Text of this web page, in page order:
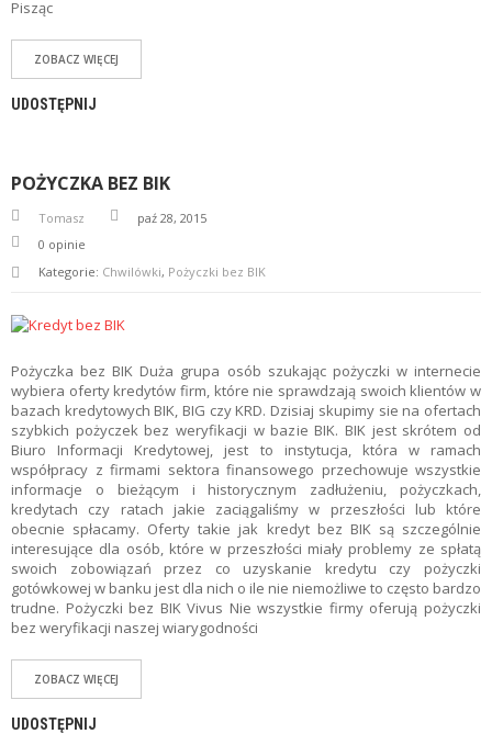
Pisząc
ZOBACZ WIĘCEJ
UDOSTĘPNIJ
POŻYCZKA BEZ BIK
Tomasz
paź 28, 2015
0 opinie
Kategorie: Chwilówki, Pożyczki bez BIK
Pożyczka bez BIK Duża grupa osób szukając pożyczki w internecie
wybiera oferty kredytów firm, które nie sprawdzają swoich klientów w
bazach kredytowych BIK, BIG czy KRD. Dzisiaj skupimy sie na ofertach
szybkich pożyczek bez weryfikacji w bazie BIK. BIK jest skrótem od
Biuro Informacji Kredytowej, jest to instytucja, która w ramach
współpracy z firmami sektora finansowego przechowuje wszystkie
informacje o bieżącym i historycznym zadłużeniu, pożyczkach,
kredytach czy ratach jakie zaciągaliśmy w przeszłości lub które
obecnie spłacamy. Oferty takie jak kredyt bez BIK są szczególnie
interesujące dla osób, które w przeszłości miały problemy ze spłatą
swoich zobowiązań przez co uzyskanie kredytu czy pożyczki
gotówkowej w banku jest dla nich o ile nie niemożliwe to często bardzo
trudne. Pożyczki bez BIK Vivus Nie wszystkie firmy oferują pożyczki
bez weryfikacji naszej wiarygodności
ZOBACZ WIĘCEJ
UDOSTĘPNIJ